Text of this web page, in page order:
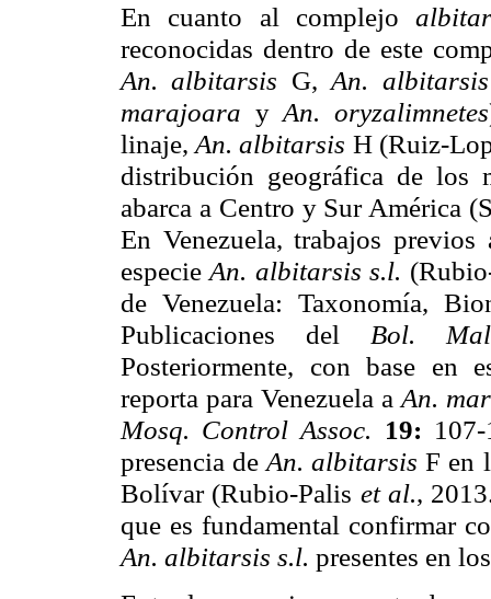
En cuanto al complejo
reconocidas dentro de este
An. albitarsis G,An.
marajoara yAn. oryzalimnetes
linaje,An. albitarsis H (Ruiz-
distribución geográfica de los
abarca a Centro y Sur América
En Venezuela, trabajos
especieAn. albitarsis s.l.
de Venezuela: Taxonomía,
Publicaciones del Bol.
Posteriormente, con base en
reporta para Venezuela aAn.
Mosq. Control Assoc. 19:
presencia deAn. albitarsisF en
Bolívar (Rubio-Palis et al.,
que es fundamental confirmar
An. albitarsis s.l. presentes en